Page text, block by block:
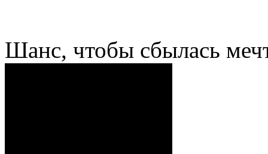
Шанс, чтобы сбылась